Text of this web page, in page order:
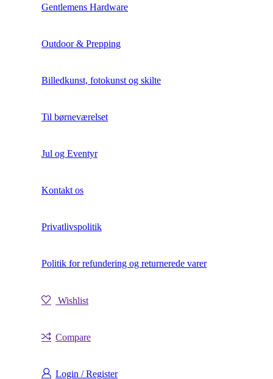
Gentlemens Hardware
Outdoor & Prepping
Billedkunst, fotokunst og skilte
Til børneværelset
Jul og Eventyr
Kontakt os
Privatlivspolitik
Politik for refundering og returnerede varer
Wishlist
Compare
Login / Register